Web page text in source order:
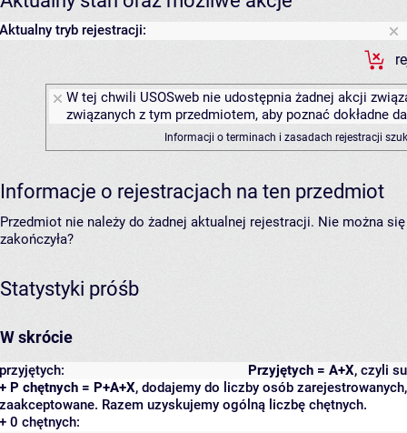
Aktualny tryb rejestracji:
W tej chwili USOSweb nie udostępnia żadnej akcji
związanych z tym przedmiotem, aby poznać dokładne
Informacji o terminach i zasadach rejestracji
Informacje o rejestracjach na ten przedmiot
Przedmiot nie należy do żadnej aktualnej rejestracji. Nie można
zakończyła?
Statystyki próśb
W skrócie
Przyjętych = A+X, czyli
przyjętych:
+ P chętnych = P+A+X, dodajemy do liczby osób
zaakceptowane. Razem uzyskujemy ogólną liczbę chętnych.
+ 0 chętnych: